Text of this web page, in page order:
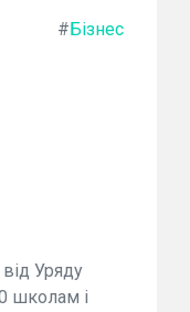
#Бізнес
Уряду
школам і